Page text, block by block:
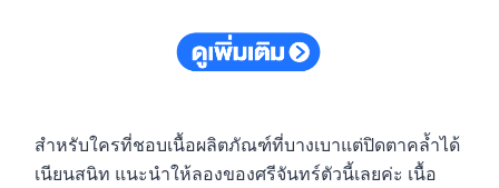
สำหรับใครที่ชอบเนื้อผลิตภัณฑ์ที่บางเบาแต่ปิดตาคล้ำได้
เนียนสนิท แนะนำให้ลองของศรีจันทร์ตัวนี้เลยค่ะ เนื้อ